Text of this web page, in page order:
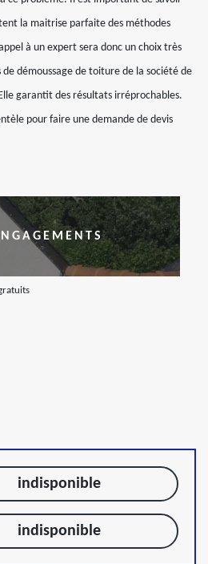
la maitrise parfaite des méthodes
à un expert sera donc un choix très
démoussage de toiture de la société de
garantit des résultats irréprochables.
pour faire une demande de devis
indisponible
indisponible